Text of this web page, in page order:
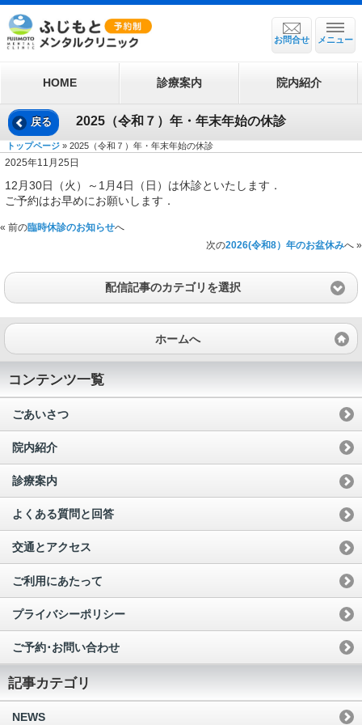
メニュー
お問合せ
HOME 診療案内 院内紹介
戻る 2025（令和７）年・年末年始の休診
トップページ » 2025（令和７）年・年末年始の休診
2025年11月25日
12月30日（火）～1月4日（日）は休診といたします．
ご予約はお早めにお願いします．
« 前の臨時休診のお知らせへ
次の2026(令和8）年のお盆休みへ »
配信記事のカテゴリを選択
ホームへ
コンテンツ一覧
ごあいさつ
院内紹介
診療案内
よくある質問と回答
交通とアクセス
ご利用にあたって
プライバシーポリシー
ご予約･お問い合わせ
記事カテゴリ
NEWS